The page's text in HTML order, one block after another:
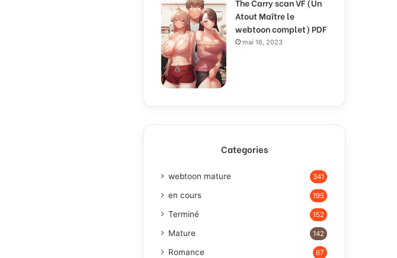
The Carry scan VF (Un
Atout Maître le
webtoon complet) PDF
mai 16, 2023
Categories
webtoon mature 341
en cours 195
Terminé 152
Mature 142
Romance 67